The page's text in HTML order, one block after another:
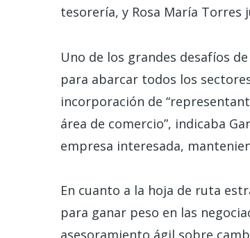
tesorería, y Rosa María Torres
Uno de los grandes desafíos
para abarcar todos los
incorporación de
área de comercio”, indicaba
empresa interesada,
En cuanto a la hoja de ruta
para ganar peso en las
asesoramiento ágil sobre